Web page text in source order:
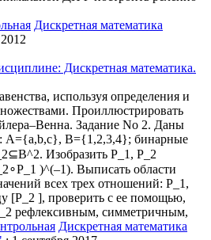
Дискретная математика
Дискретная математика.
используя определения и
Проиллюстрировать
Задание No 2. Даны
A={a,b,c}, B={1,2,3,4}; бинарные
Изобразить P_1, P_2
)^(–1). Выписать области
всех трех отношений: P_1,
[P_2 ], проверить с ее помощью,
рефлексивным, симметричным,
Дискретная математика